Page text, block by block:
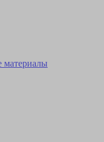
материалы